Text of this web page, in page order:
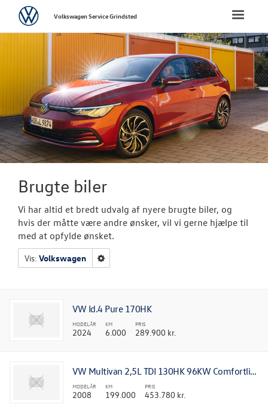
FORSIDE
BRUGTE BILER
VÆRKSTED
TILBEHØR
Toggle
VolkswagenVolkswagen Service Grindsted
Brugte biler
Vi har altid et bredt udvalg af nyere brugte biler, og
hvis der måtte være andre ønsker, vil vi gerne hjælpe til
med at opfylde ønsket.
Vis: Volkswagen
VW Id.4 Pure 170HK
MODELÅR
2024
KM
6.000
PRIS
289.900 kr.
VW Multivan 2,5L TDI 130HK 96KW Comfortline
MODELÅR
2008
KM
199.000
PRIS
453.780 kr.